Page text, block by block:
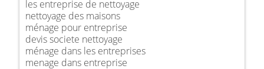
les entreprise de nettoyage
nettoyage des maisons
ménage pour entreprise
devis societe nettoyage
ménage dans les entreprises
menage dans entreprise